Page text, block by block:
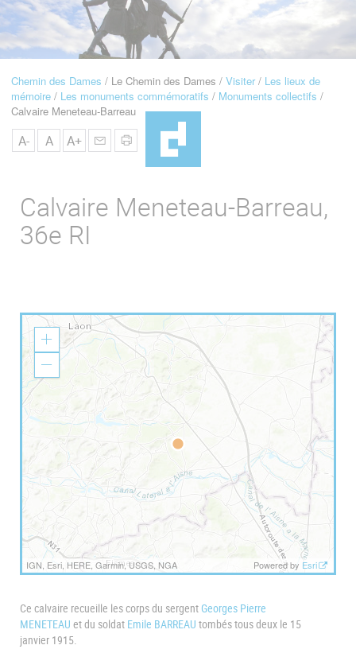
Navigation
Fil
d'Ariane
Chemin des Dames Le Chemin des Dames Visiter
Les lieux de
mémoire
Les monuments commémoratifs
Monuments collectifs
Calvaire Meneteau-Barreau
A- A A+
Calvaire Meneteau-Barreau,
36e RI
IGN, Esri, HERE, Garmin, USGS, NGA Powered by Esri
Z
o
o
m
o
u
Ce calvaire recueille les corps du sergent Georges Pierre
MENETEAU et du soldat Emile BARREAU tombés tous deux le 15
janvier 1915.